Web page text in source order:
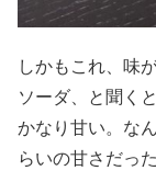
しかもこれ、味
ソーダ、と聞く
かなり甘い。な
らいの甘さだっ